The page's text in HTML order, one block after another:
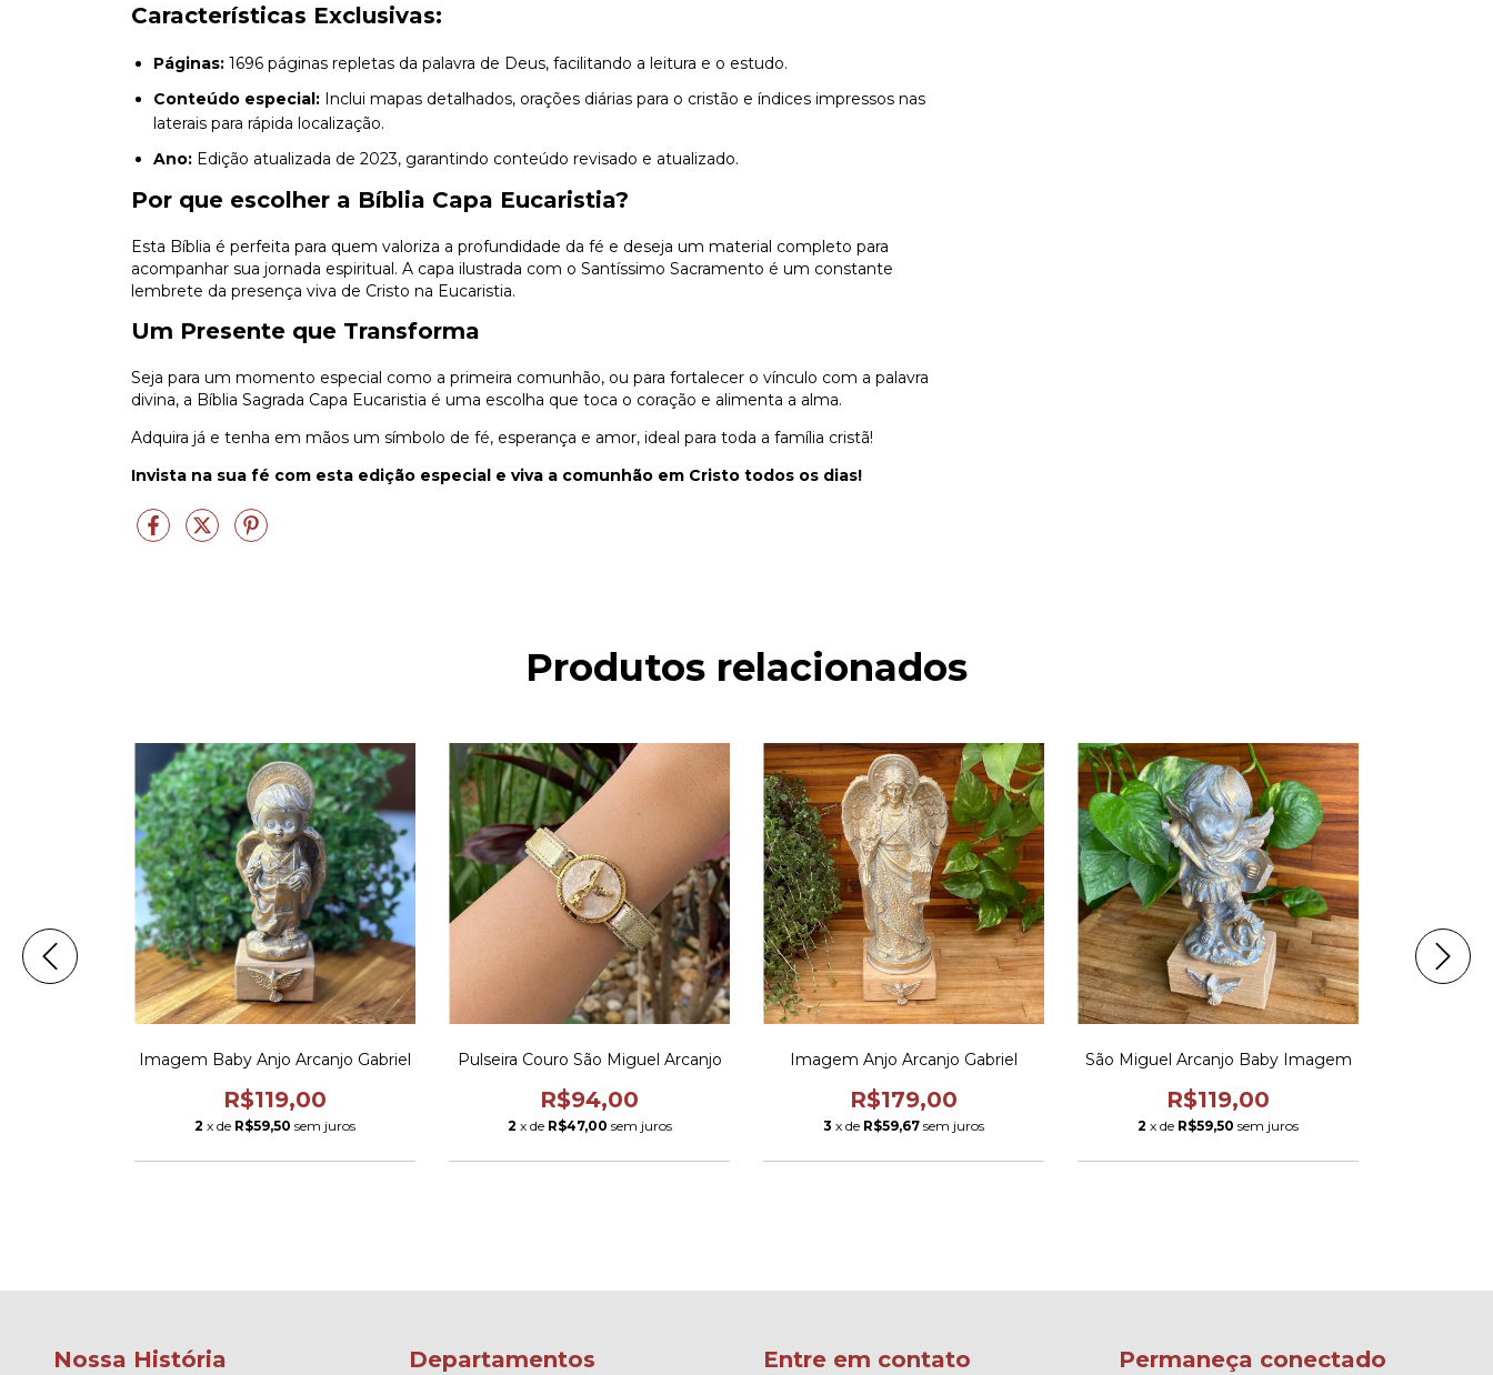
Características Exclusivas:
Páginas: 1696 páginas repletas da palavra de Deus, facilitando a leitura e o estudo.
Conteúdo especial: Inclui mapas detalhados, orações diárias para o cristão e índices impressos nas
laterais para rápida localização.
Ano: Edição atualizada de 2023, garantindo conteúdo revisado e atualizado.
Por que escolher a Bíblia Capa Eucaristia?
Esta Bíblia é perfeita para quem valoriza a profundidade da fé e deseja um material completo para
acompanhar sua jornada espiritual. A capa ilustrada com o Santíssimo Sacramento é um constante
lembrete da presença viva de Cristo na Eucaristia.
Um Presente que Transforma
Seja para um momento especial como a primeira comunhão, ou para fortalecer o vínculo com a palavra
divina, a Bíblia Sagrada Capa Eucaristia é uma escolha que toca o coração e alimenta a alma.
Adquira já e tenha em mãos um símbolo de fé, esperança e amor, ideal para toda a família cristã!
Invista na sua fé com esta edição especial e viva a comunhão em Cristo todos os dias!
Produtos relacionados
Imagem Baby Anjo Arcanjo Gabriel
R$119,00
2 x de R$59,50 sem juros
Pulseira Couro São Miguel Arcanjo
R$94,00
2 x de R$47,00 sem juros
Imagem Anjo Arcanjo Gabriel
R$179,00
3 x de R$59,67 sem juros
São Miguel Arcanjo Baby Imagem
R$119,00
2 x de R$59,50 sem juros
Nossa História Departamentos Entre em contato Permaneça conectado